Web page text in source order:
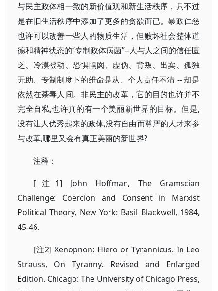
与民主政体相一致的新价值观和新生活秩序，只不过
是在旧生活秩序中添加了更多的贪欲而已。暴政仁慈
也许可以改善一些人的物质生活，但败坏社会整体道
德和精神状态的“专制政体病菌”--人与人之间的信任匮
乏、冷漠被动、恐惧隔阂、虚伪、背叛、出卖、孤独
无助、专制制度下的维命是从、个人责任不清 -- 却是
依然在荼毒人间。非民主的改革，它的目的也许并不
完全自私,也许真的有一个美丽新世界的目标。但是,
没有让人优秀起来的政体,没有自由而尊严的人才来参
与改革,哪里又会有真正美丽的新世界?
注释：
[注1] John Hoffman, The Gramscian
Challenge: Coercion and Consent in Marxist
Political Theory, New York: Basil Blackwell, 1984,
45-46.
[注2] Xenopnon: Hiero or Tyrannicus. In Leo
Strauss, On Tyranny. Revised and Enlarged
Edition. Chicago: The University of Chicago Press,